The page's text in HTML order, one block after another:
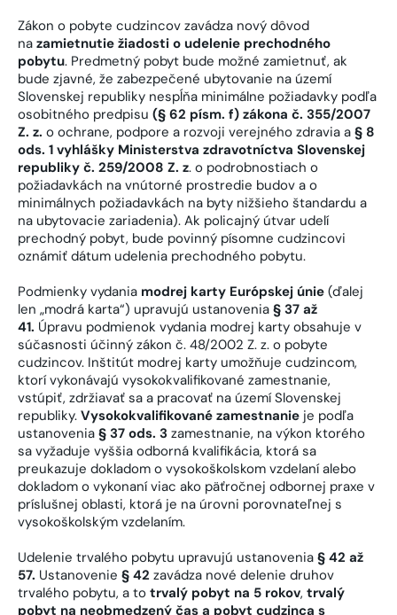
Zákon o pobyte cudzincov zavádza nový dôvod
na zamietnutie žiadosti o udelenie prechodného
pobytu. Predmetný pobyt bude možné zamietnuť, ak
bude zjavné, že zabezpečené ubytovanie na území
Slovenskej republiky nespĺňa minimálne požiadavky podľa
osobitného predpisu (§ 62 písm. f) zákona č. 355/2007
Z. z. o ochrane, podpore a rozvoji verejného zdravia a § 8
ods. 1 vyhlášky Ministerstva zdravotníctva Slovenskej
republiky č. 259/2008 Z. z. o podrobnostiach o
požiadavkách na vnútorné prostredie budov a o
minimálnych požiadavkách na byty nižšieho štandardu a
na ubytovacie zariadenia). Ak policajný útvar udelí
prechodný pobyt, bude povinný písomne cudzincovi
oznámiť dátum udelenia prechodného pobytu.
Podmienky vydania modrej karty Európskej únie (ďalej
len „modrá karta“) upravujú ustanovenia § 37 až
41. Úpravu podmienok vydania modrej karty obsahuje v
súčasnosti účinný zákon č. 48/2002 Z. z. o pobyte
cudzincov. Inštitút modrej karty umožňuje cudzincom,
ktorí vykonávajú vysokokvalifikované zamestnanie,
vstúpiť, zdržiavať sa a pracovať na území Slovenskej
republiky. Vysokokvalifikované zamestnanie je podľa
ustanovenia § 37 ods. 3 zamestnanie, na výkon ktorého
sa vyžaduje vyššia odborná kvalifikácia, ktorá sa
preukazuje dokladom o vysokoškolskom vzdelaní alebo
dokladom o vykonaní viac ako päťročnej odbornej praxe v
príslušnej oblasti, ktorá je na úrovni porovnateľnej s
vysokoškolským vzdelaním.
Udelenie trvalého pobytu upravujú ustanovenia § 42 až
57. Ustanovenie § 42 zavádza nové delenie druhov
trvalého pobytu, a to trvalý pobyt na 5 rokov, trvalý
pobyt na neobmedzený čas a pobyt cudzinca s